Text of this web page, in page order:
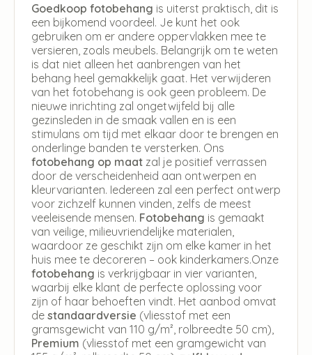
Goedkoop fotobehang is uiterst praktisch, dit is
een bijkomend voordeel. Je kunt het ook
gebruiken om er andere oppervlakken mee te
versieren, zoals meubels. Belangrijk om te weten
is dat niet alleen het aanbrengen van het
behang heel gemakkelijk gaat. Het verwijderen
van het fotobehang is ook geen probleem. De
nieuwe inrichting zal ongetwijfeld bij alle
gezinsleden in de smaak vallen en is een
stimulans om tijd met elkaar door te brengen en
onderlinge banden te versterken. Ons
fotobehang op maat zal je positief verrassen
door de verscheidenheid aan ontwerpen en
kleurvarianten. Iedereen zal een perfect ontwerp
voor zichzelf kunnen vinden, zelfs de meest
veeleisende mensen. Fotobehang is gemaakt
van veilige, milieuvriendelijke materialen,
waardoor ze geschikt zijn om elke kamer in het
huis mee te decoreren – ook kinderkamers.Onze
fotobehang is verkrijgbaar in vier varianten,
waarbij elke klant de perfecte oplossing voor
zijn of haar behoeften vindt. Het aanbod omvat
de standaardversie (vliesstof met een
gramsgewicht van 110 g/m², rolbreedte 50 cm),
Premium (vliesstof met een gramgewicht van